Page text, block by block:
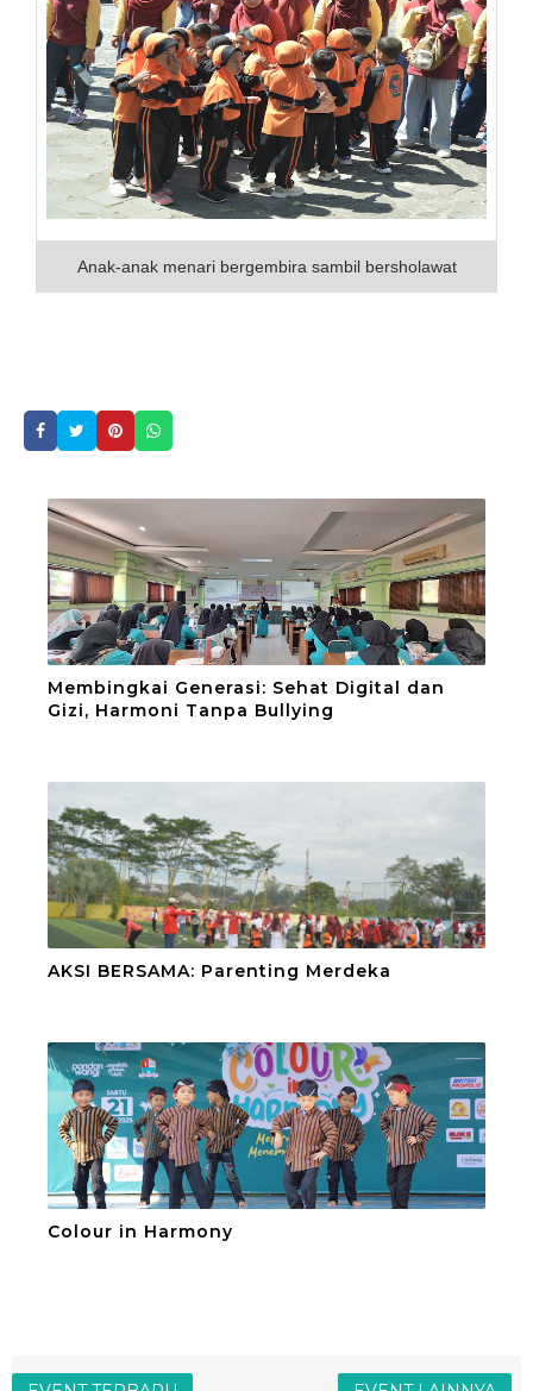
Anak-anak menari bergembira sambil bersholawat
Membingkai Generasi: Sehat Digital dan
Gizi, Harmoni Tanpa Bullying
AKSI BERSAMA: Parenting Merdeka
Colour in Harmony